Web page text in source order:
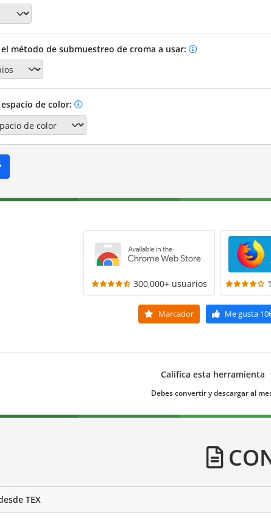
método de submuestreo de croma a usar:
de color:
300,000+ usuarios
Marcador Me gusta
Califica esta herramienta
Debes convertir y descargar al
TEX